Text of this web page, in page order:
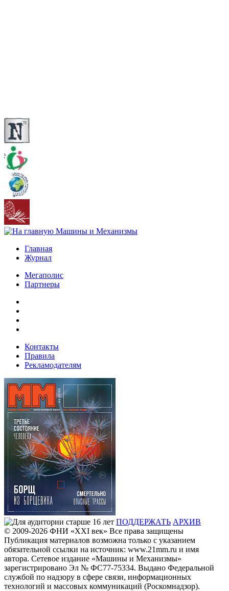
Главная
Журнал
Мегаполис
Партнеры
Контакты
Правила
Рекламодателям
ПОДДЕРЖАТЬ АРХИВ
© 2009-2026 ФHИ «XXI век» Все права защищены
Публикация материалов возможна только с указанием
обязательной ссылки на источник: www.21mm.ru и имя
автора. Сетевое издание «Машины и Механизмы»
зарегистрировано Эл № ФС77-75334. Выдано Федеральной
службой по надзору в сфере связи, информационных
технологий и массовых коммуникаций (Роскомнадзор).